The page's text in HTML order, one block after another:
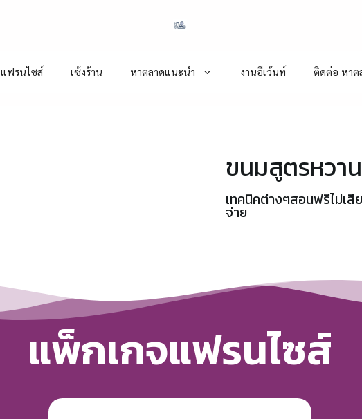
แฟรนไชส์ เซ้งร้าน หาตลาดแนะนำ งานอีเว้นท์ ติดต่อ หาต
ขนมสูตรหวา
เทคนิคต่างๆสอนฟรีไม่เสี
จ่าย
แพ็กเกจแฟรนไซส์